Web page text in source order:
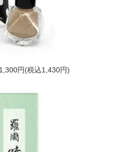
1,300円(税込1,430円)